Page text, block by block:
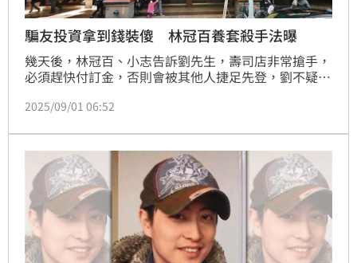
騙友投資拿到錢裝傻 林冠百養套殺手法曝
幾天後，林冠百、小志告訴劉先生，壽司店非常搶手，
必須趕快付訂金，否則會被其他人捷足先登，劉不疑有
林與小志提議將錢存入小志帳戶兌現。
2025/09/01 06:52